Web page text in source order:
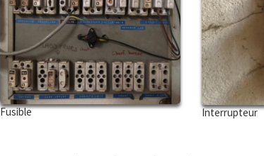
Fusible Interrupteur